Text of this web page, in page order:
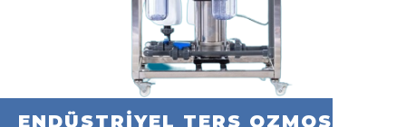
ENDÜSTRİYEL TERS OZMOS